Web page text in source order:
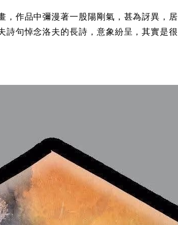
作品中彌漫著一股陽剛氣，甚為訝異，
句悼念洛夫的長詩，意象紛呈，其實是